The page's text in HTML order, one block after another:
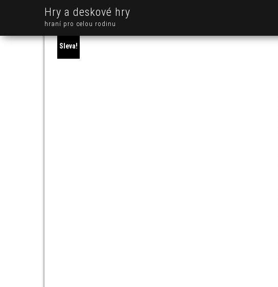
Hry a deskové hry
hraní pro celou rodinu
Sleva!